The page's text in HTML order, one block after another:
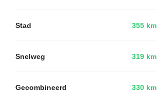
Stad 355 km
Snelweg 319 km
Gecombineerd 330 km